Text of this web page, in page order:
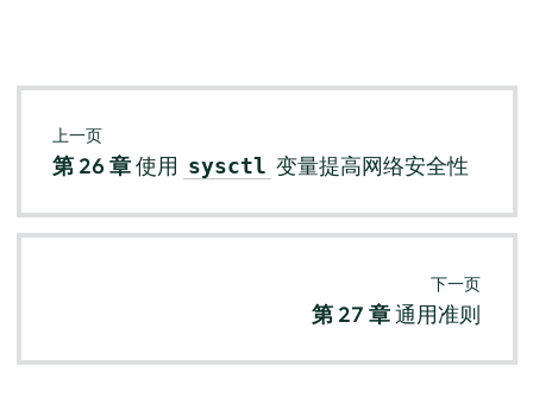
上一页
第 26 章使用 sysctl 变量提高网络安全性
下一页
第 27 章通用准则